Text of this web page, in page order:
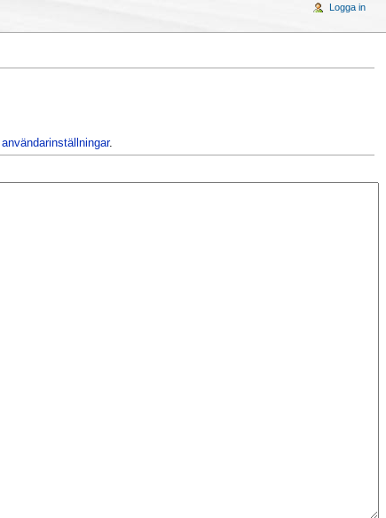
användarinställningar.
Logga in